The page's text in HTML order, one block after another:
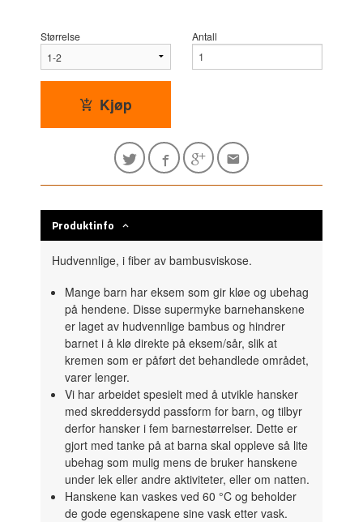
Størrelse Antall
Kjøp
Produktinfo
Hudvennlige, i fiber av bambusviskose.
Mange barn har eksem som gir kløe og ubehag
på hendene. Disse supermyke barnehanskene
er laget av hudvennlige bambus og hindrer
barnet i å klø direkte på eksem/sår, slik at
kremen som er påført det behandlede området,
varer lenger.
Vi har arbeidet spesielt med å utvikle hansker
med skreddersydd passform for barn, og tilbyr
derfor hansker i fem barnestørrelser. Dette er
gjort med tanke på at barna skal oppleve så lite
ubehag som mulig mens de bruker hanskene
under lek eller andre aktiviteter, eller om natten.
Hanskene kan vaskes ved 60 °C og beholder
de gode egenskapene sine vask etter vask.